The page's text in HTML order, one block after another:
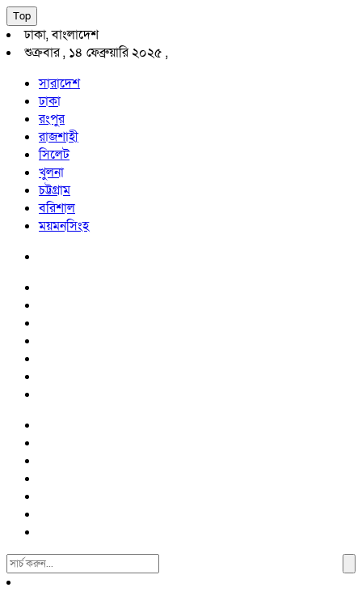
Top
ঢাকা, বাংলাদেশ
শুক্রবার , ১৪ ফেব্রুয়ারি ২০২৫ ,
সারাদেশ
ঢাকা
রংপুর
রাজশাহী
সিলেট
খুলনা
চট্টগ্রাম
বরিশাল
ময়মনসিংহ
Search
For: